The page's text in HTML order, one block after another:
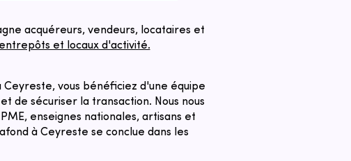
acquéreurs, vendeurs, locataires et
et locaux d'activité.
vous bénéficiez d'une équipe
de sécuriser la transaction. ​Nous nous
enseignes nationales, artisans et
à Ceyreste se conclue dans les